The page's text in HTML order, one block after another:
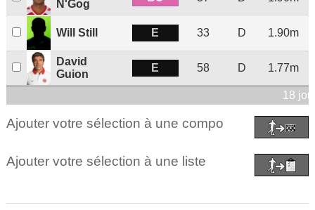
N'Gog
Will Still E 33 D 1.90m
David
Guion
E 58 D 1.77m
18
Ajouter votre sélection à une compo
Ajouter votre sélection à une liste